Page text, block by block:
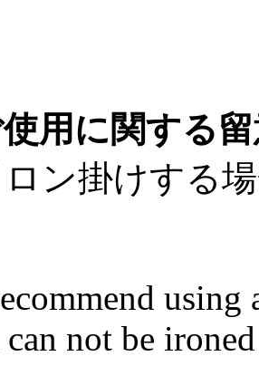
用に関する
ロン掛けする
not be